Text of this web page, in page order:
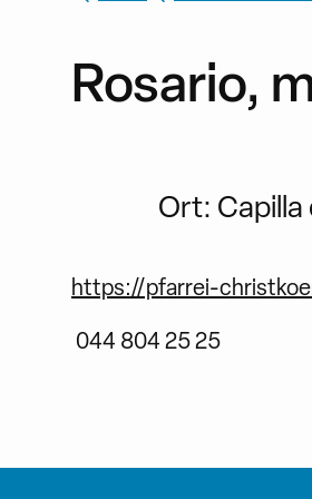
Rosario,
Ort:
https://pfarrei-
044 804 25 25